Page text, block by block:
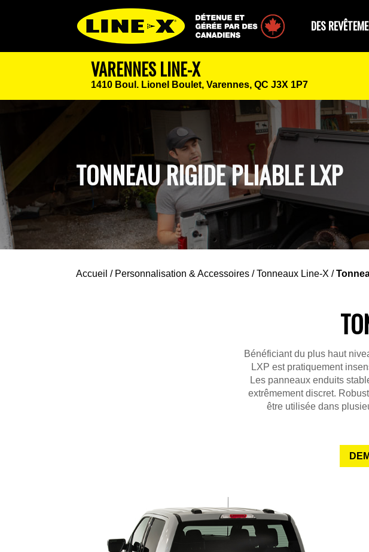
Détenue et gérée par des Canadiens
DES
VARENNES LINE-X
1410 Boul. Lionel Boulet, Varennes, QC J3X 1P7
TONNEAU RIGIDE PLIABLE LXP
Accueil / Personnalisation & Accessoires /Tonneaux Line-X /
Bénéficiant du plus haut
LXP est pratiquement
Les panneaux enduits
extrêmement discret.
être utilisée dans